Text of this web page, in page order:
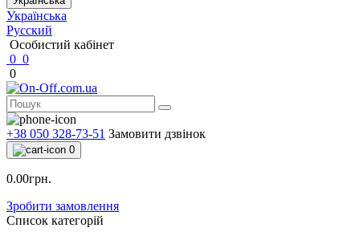
Українська
Русский
Особистий кабінет
0 0
0
+38 050 328-73-51 Замовити дзвінок
0
0.00грн.
Зробити замовлення
Список категорій